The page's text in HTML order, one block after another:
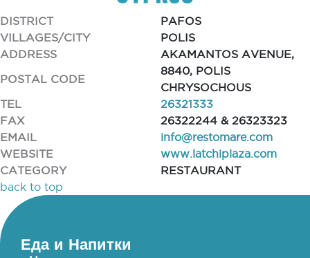
DISTRICT
PAFOS
VILLAGES/CITY
POLIS
ADDRESS
AKAMANTOS AVENUE,
POSTAL CODE
8840, POLIS
CHRYSOCHOUS
TEL
26321333
FAX
26322244 & 26323323
EMAIL
info@restomare.com
WEBSITE
www.latchiplaza.com
CATEGORY
RESTAURANT
back to top
Еда и Напитки